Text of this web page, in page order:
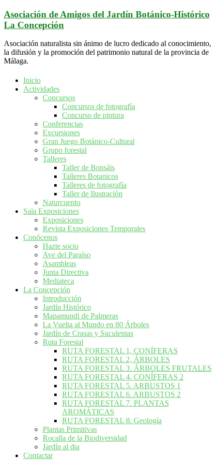
Saltar
al
contenido
Asociación de Amigos del Jardín Botánico-Histórico
La Concepción
Asociación naturalista sin ánimo de lucro dedicado al conocimiento,
la difusión y la promoción del patrimonio natural de la provincia de
Málaga.
Inicio
Actividades
Concursos
Concursos de fotografía
Concurso de pintura
Conferencias
Excursiones
Gran Juego Botánico-Cultural
Grupo forestal
Talleres
Taller de Bonsáis
Talleres Botanicos
Talleres de fotografía
Taller de Ilustración
Naturcuento
Sala Exposiciones
Exposiciones
Revista Exposiciones Temporales
Conócenos
Hazte socio
Ave del Paraíso
Asambleas
Junta Directiva
Mediateca
La Concepción
Introducción
Jardín Histórico
Mapamundi de Palmeras
La Vuelta al Mundo en 80 Árboles
Jardín de Crasas y Suculentas
Ruta Forestal
RUTA FORESTAL 1, CONÍFERAS
RUTA FORESTAL 2, ÁRBOLES
RUTA FORESTAL 3. ÁRBOLES FRUTALES
RUTA FORESTAL 4. CONÍFERAS 2
RUTA FORESTAL 5. ARBUSTOS 1
RUTA FORESTAL 6. ARBUSTOS 2
RUTA FORESTAL 7. PLANTAS
AROMÁTICAS
RUTA FORESTAL 8. Geología
Plantas Primitivas
Rocalla de la Biodiversidad
Jardín al dia
Contactar